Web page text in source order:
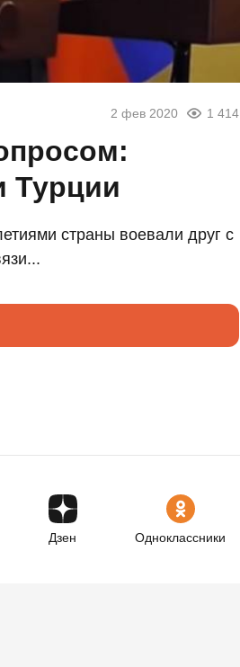
2 фев 2020 1 414
Турции
страны воевали друг с
Дзен Одноклассники